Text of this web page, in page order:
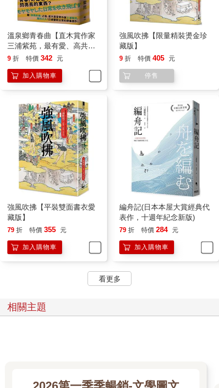
溫泉鄉青春曲【直木賞作家
三浦紫苑，最有愛、高共鳴
度的長篇新作】
9 折 特價 342 元
加入購物車
強風吹拂【限量精裝燙金珍
藏版】
9 折 特價 405 元
停售
強風吹拂【平裝雙面書衣愛
藏版】
79 折 特價 355 元
加入購物車
編舟記(日本本屋大賞經典代
表作，十週年紀念新版)
79 折 特價 284 元
加入購物車
看更多
相關主題